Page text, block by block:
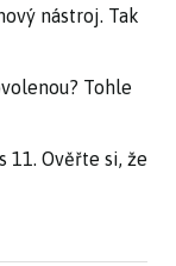
nástroj. Tak
Tohle
11. Ověřte si, že